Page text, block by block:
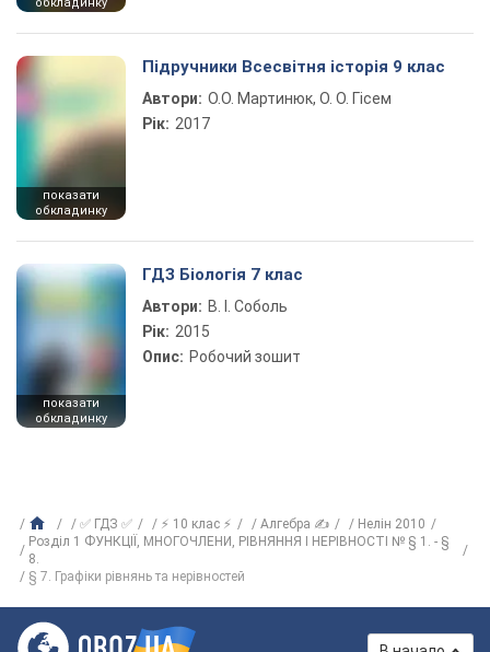
показати
обкладинку
Підручники Всесвітня історія 9 клас
Автори: О.О. Мартинюк, О. О. Гісем
Рік: 2017
показати
обкладинку
ГДЗ Біологія 7 клас
Автори: В. І. Соболь
Рік: 2015
Опис: Робочий зошит
✅ ГДЗ ✅ ⚡ 10 клас ⚡ Алгебра ✍
Нелін 2010
Розділ 1 ФУНКЦІЇ, МНОГОЧЛЕНИ, РІВНЯННЯ І НЕРІВНОСТІ № § 1. - §
8.
§ 7. Графіки рівнянь та нерівностей